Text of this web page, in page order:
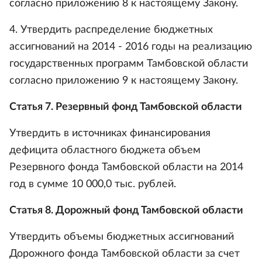
согласно приложению 8 к настоящему Закону.
4. Утвердить распределение бюджетных
ассигнований на 2014 - 2016 годы на реализацию
государственных программ Тамбовской области
согласно приложению 9 к настоящему Закону.
Статья 7. Резервный фонд Тамбовской области
Утвердить в источниках финансирования
дефицита областного бюджета объем
Резервного фонда Тамбовской области на 2014
год в сумме 10 000,0 тыс. рублей.
Статья 8. Дорожный фонд Тамбовской области
Утвердить объемы бюджетных ассигнований
Дорожного фонда Тамбовской области за счет